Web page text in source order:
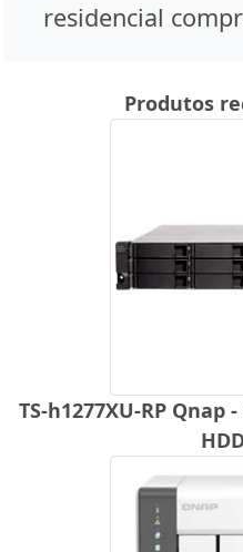
residencial
Produtos
TS-h1277XU-RP Qnap